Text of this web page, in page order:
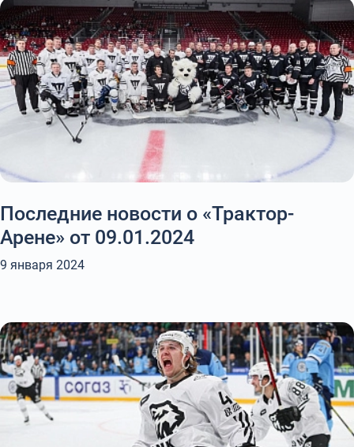
Последние новости о «Трактор-
Арене» от 09.01.2024
9 января 2024